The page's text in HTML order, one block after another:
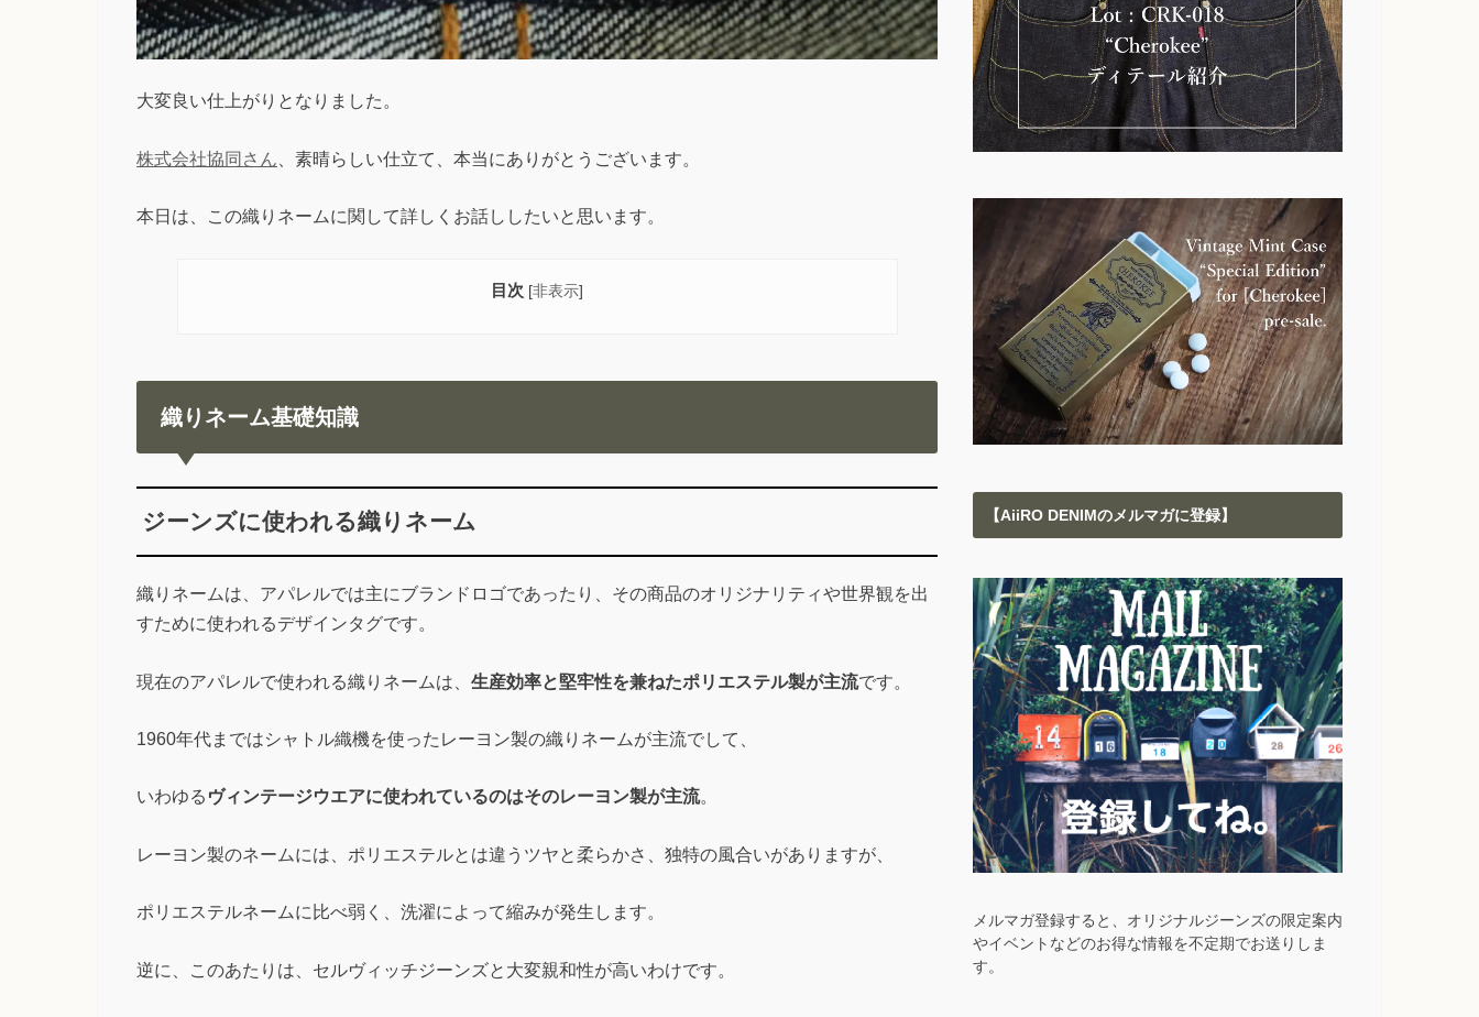
大変良い仕上がりとなりました。
株式会社協同さん 、素晴らしい仕立て、本当にありがとうございます。
本日は、この織りネームに関して詳しくお話ししたいと思います。
目次 [非表示]
織りネーム基礎知識
ジーンズに使われる織りネーム
織りネームは、アパレルでは主にブランドロゴであったり、その商品のオリジナリティや世界観を出
すために使われるデザインタグです。
現在のアパレルで使われる織りネームは、 生産効率と堅牢性を兼ねたポリエステル製が主流です。
1960年代まではシャトル織機を使ったレーヨン製の織りネームが主流でして、
いわゆる ヴィンテージウエアに使われているのはそのレーヨン製が主流。
レーヨン製のネームには、ポリエステルとは違うツヤと柔らかさ、独特の風合いがありますが、
ポリエステルネームに比べ弱く、洗濯によって縮みが発生します。
逆に、このあたりは、セルヴィッチジーンズと大変親和性が高いわけです。
【AiiRO DENIMのメルマガに登録】
メルマガ登録すると、オリジナルジーンズの限定案内
やイベントなどのお得な情報を不定期でお送りしま
す。